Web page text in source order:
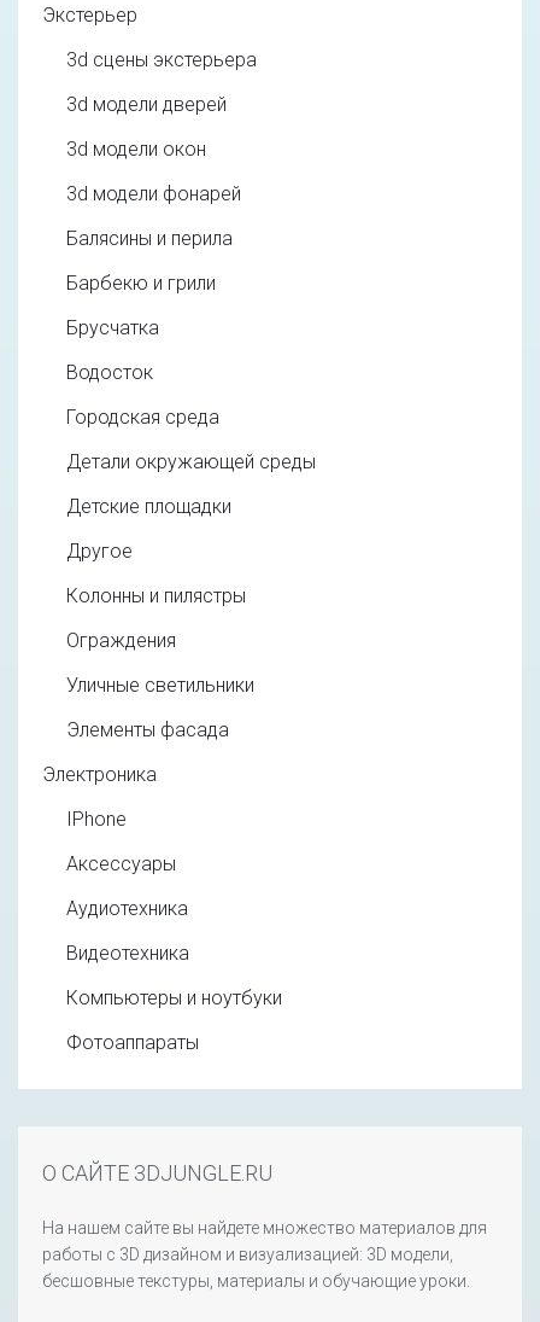
Экстерьер
3d cцены экстерьера
3d модели дверей
3d модели окон
3d модели фонарей
Балясины и перила
Барбекю и грили
Брусчатка
Водосток
Городская среда
Детали окружающей среды
Детские площадки
Другое
Колонны и пилястры
Ограждения
Уличные светильники
Элементы фасада
Электроника
IPhone
Аксессуары
Аудиотехника
Видеотехника
Компьютеры и ноутбуки
Фотоаппараты
О САЙТЕ 3DJUNGLE.RU
На нашем сайте вы найдете множество материалов для
работы с 3D дизайном и визуализацией: 3D модели,
бесшовные текстуры, материалы и обучающие уроки.